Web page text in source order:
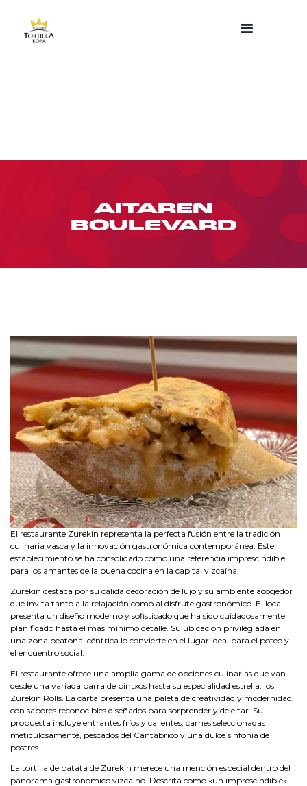
AITAREN
BOULEVARD
El restaurante Zurekin representa la perfecta fusión entre la tradición
culinaria vasca y la innovación gastronómica contemporánea. Este
establecimiento se ha consolidado como una referencia imprescindible
para los amantes de la buena cocina en la capital vizcaína.
Zurekin destaca por su cálida decoración de lujo y su ambiente acogedor
que invita tanto a la relajación como al disfrute gastronómico. El local
presenta un diseño moderno y sofisticado que ha sido cuidadosamente
planificado hasta el más mínimo detalle. Su ubicación privilegiada en
una zona peatonal céntrica lo convierte en el lugar ideal para el poteo y
el encuentro social.
El restaurante ofrece una amplia gama de opciones culinarias que van
desde una variada barra de pintxos hasta su especialidad estrella: los
Zurekin Rolls. La carta presenta una paleta de creatividad y modernidad,
con sabores reconocibles diseñados para sorprender y deleitar. Su
propuesta incluye entrantes fríos y calientes, carnes seleccionadas
meticulosamente, pescados del Cantábrico y una dulce sinfonía de
postres.
La tortilla de patata de Zurekin merece una mención especial dentro del
panorama gastronómico vizcaíno. Descrita como «un imprescindible»